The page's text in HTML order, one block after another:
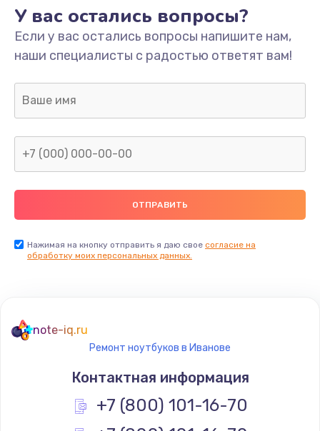
У вас остались вопросы?
Если у вас остались вопросы напишите нам,
наши специалисты с радостью ответят вам!
Нажимая на кнопку отправить я даю свое согласие на
обработку моих персональных данных.
note-iq.ru
Ремонт ноутбуков в Иванове
Контактная информация
+7 (800) 101-16-70